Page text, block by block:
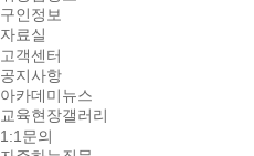
구인정보
자료실
고객센터
공지사항
아카데미뉴스
교육현장갤러리
1:1문의